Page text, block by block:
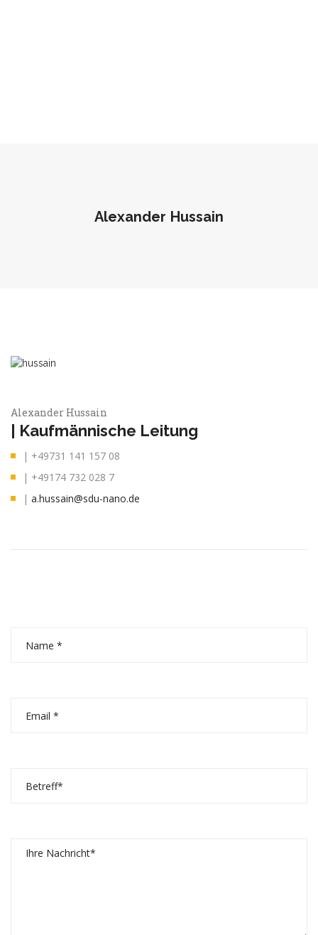
Alexander Hussain
Alexander Hussain
| Kaufmännische Leitung
| +49731 141 157 08
| +49174 732 028 7
| a.hussain@sdu-nano.de